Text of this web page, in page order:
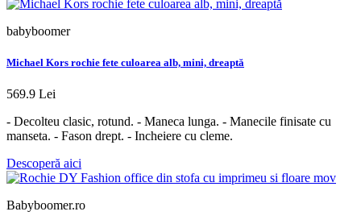
babyboomer
Michael Kors rochie fete culoarea alb, mini, dreaptă
569.9 Lei
- Decolteu clasic, rotund. - Maneca lunga. - Manecile finisate cu
manseta. - Fason drept. - Incheiere cu cleme.
Descoperă aici
Babyboomer.ro